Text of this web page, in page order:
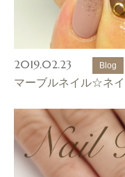
2019.02.23 Blog
マーブルネイル☆ネ